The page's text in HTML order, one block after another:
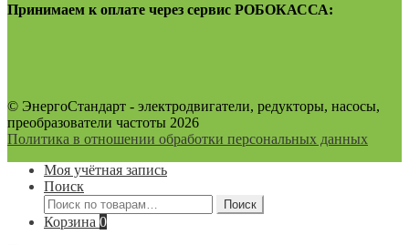
Принимаем к оплате через сервис РОБОКАССА:
© ЭнергоСтандарт - электродвигатели, редукторы, насосы,
преобразователи частоты 2026
Политика в отношении обработки персональных данных
Моя учётная запись
Поиск
Искать:
Поиск
Корзина 0